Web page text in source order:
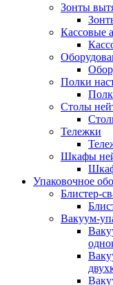
Зонты
Кассовые
Полки
Столы
Тележки
Шкафы
Упаковочное
Блистер-
Вакуум-